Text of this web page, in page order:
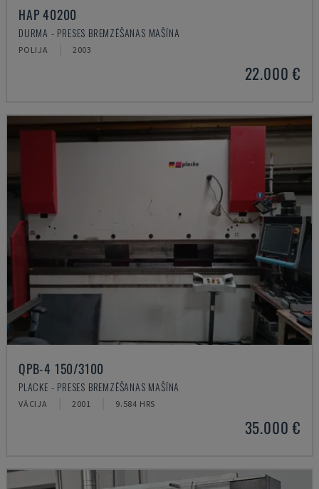
HAP 40200
DURMA - PRESES BREMZĒŠANAS MAŠĪNA
POLIJA 2003
22.000 €
QPB-4 150/3100
PLACKE - PRESES BREMZĒŠANAS MAŠĪNA
VĀCIJA 2001 9.584 HRS
35.000 €